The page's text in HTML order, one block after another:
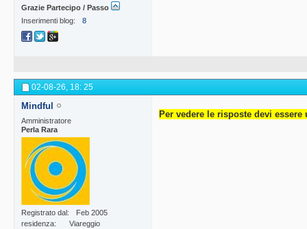
Grazie Partecipo / Passo
Inserimenti blog
8
02-08-26, 18: 25
Mindful
Amministratore
Perla Rara
Registrato dal
Feb 2005
residenza
Viareggio
Per vedere le risposte devi